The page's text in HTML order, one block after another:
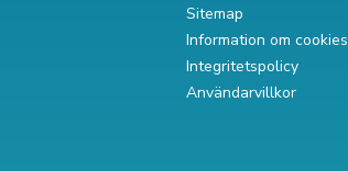
Sitemap
Information om cookies
Integritetspolicy
Användarvillkor